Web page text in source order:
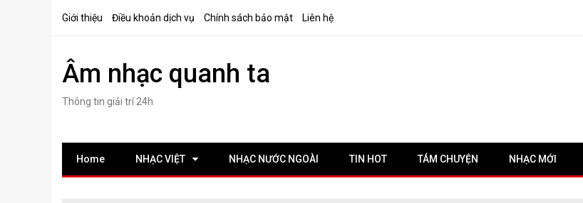
Giới thiệu Điều khoản dịch vụ Chính sách bảo mật Liên hệ
Âm nhạc quanh ta
Thông tin giải trí 24h
Home NHẠC VIỆT NHẠC NƯỚC NGOÀI TIN HOT TÁM CHUYỆN NHẠC MỚI